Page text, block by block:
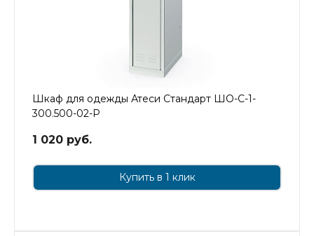
Шкаф для одежды Атеси Стандарт ШО-С-1-
300.500-02-Р
1 020 руб.
Купить в 1 клик